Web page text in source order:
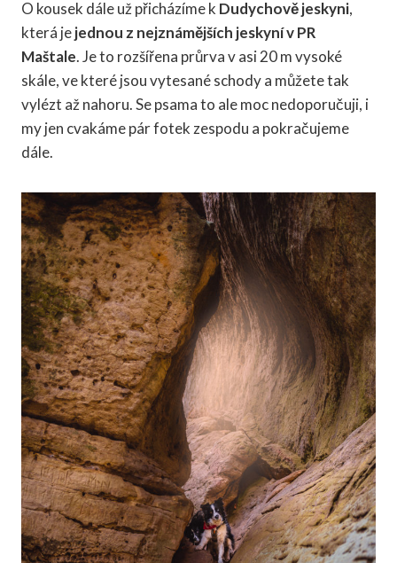
O kousek dále už přicházíme k Dudychově jeskyni,
která jejednou z nejznámějších jeskyní v PR
Maštale. Je to rozšířena průrva v asi 20 m vysoké
skále, ve které jsou vytesané schody a můžete tak
vylézt až nahoru. Se psama to ale moc nedoporučuji, i
my jen cvakáme pár fotek zespodu a pokračujeme
dále.